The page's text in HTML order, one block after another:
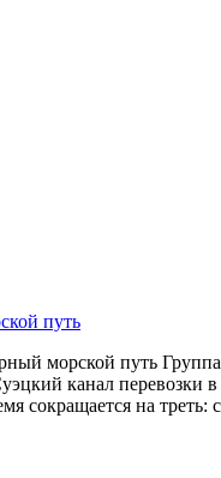
путь
морской путь
канал
сокращается на